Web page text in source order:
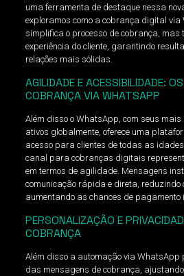
uma ferramenta de destaque nessa
exploramos como a cobrança digital
simplifica o processo de cobrança, mas
experiência do cliente, garantindo
relações mais sólidas.
AGILIDADE E ACESSIBILIDADE:
COBRANÇA VIA WHATSAPP
Além disso o WhatsApp, com seus mais
ativos globalmente, oferece uma
acesso para clientes de todas as
canal para cobranças digitais
em termos de agilidade. Mensagens
comunicação rápida e direta, reduzindo
aumentando as chances de pagamento
PERSONALIZAÇÃO E
COBRANÇA
Além disso a automação via WhatsApp
das mensagens de cobrança, ajustando